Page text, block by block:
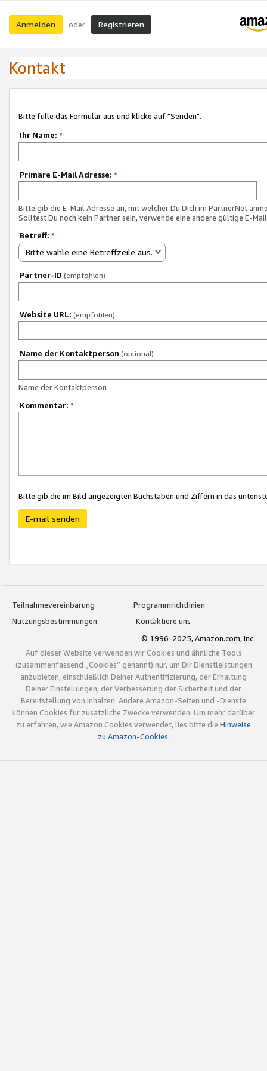
Anmelden oder Registrieren
Kontakt
Bitte fülle das Formular aus und klicke auf "Senden".
Ihr Name: *
Primäre E-Mail Adresse: *
Bitte gib die E-Mail Adresse an, mit welcher Du Dich im PartnerNet
Solltest Du noch kein Partner sein, verwende eine andere gültige E-
Betreff: *
Bitte wähle eine Betreffzeile aus.
Partner-ID (empfohlen)
Website URL: (empfohlen)
Name der Kontaktperson (optional)
Name der Kontaktperson
Kommentar: *
Bitte gib die im Bild angezeigten Buchstaben und Ziffern in das
E-mail senden
Teilnahmevereinbarung
Programmrichtlinien
Nutzungsbestimmungen
Kontaktiere uns
© 1996-2025, Amazon.com, Inc.
Auf dieser Website verwenden wir Cookies und ähnliche Tools
(zusammenfassend „Cookies“ genannt) nur, um Dir Dienstleistungen
anzubieten, einschließlich Deiner Authentifizierung, der Erhaltung
Deiner Einstellungen, der Verbesserung der Sicherheit und der
Bereitstellung von Inhalten. Andere Amazon-Seiten und -Dienste
können Cookies für zusätzliche Zwecke verwenden. Um mehr darüber
zu erfahren, wie Amazon Cookies verwendet, lies bitte die Hinweise
zu Amazon-Cookies.